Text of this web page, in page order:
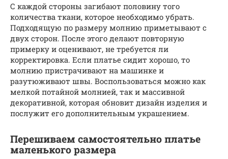
С каждой стороны загибают половину того
количества ткани, которое необходимо убрать.
Подходящую по размеру молнию приметывают с
двух сторон. После этого делают повторную
примерку и оценивают, не требуется ли
корректировка. Если платье сидит хорошо, то
молнию пристрачивают на машинке и
разутюживают швы. Воспользоваться можно как
мелкой потайной молнией, так и массивной
декоративной, которая обновит дизайн изделия и
послужит его дополнительным украшением.
Перешиваем самостоятельно платье
маленького размера